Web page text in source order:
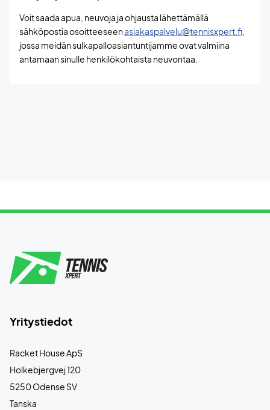
Voit saada apua, neuvoja ja ohjausta lähettämällä
sähköpostia osoitteeseenasiakaspalvelu@tennisxpert.fi
jossa meidän sulkapalloasiantuntijamme ovat valmiina
antamaan sinulle henkilökohtaista neuvontaa.
Yritystiedot
Racket House ApS
Holkebjergvej 120
5250 Odense SV
Tanska